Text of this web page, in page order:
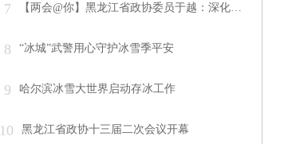
7 【两会@你】黑龙江省政协委员于越：深化…
8 “冰城”武警用心守护冰雪季平安
9 哈尔滨冰雪大世界启动存冰工作
10 黑龙江省政协十三届二次会议开幕